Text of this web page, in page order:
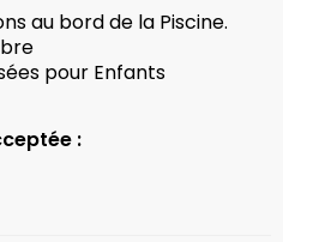
au bord de la Piscine.
pour Enfants
: